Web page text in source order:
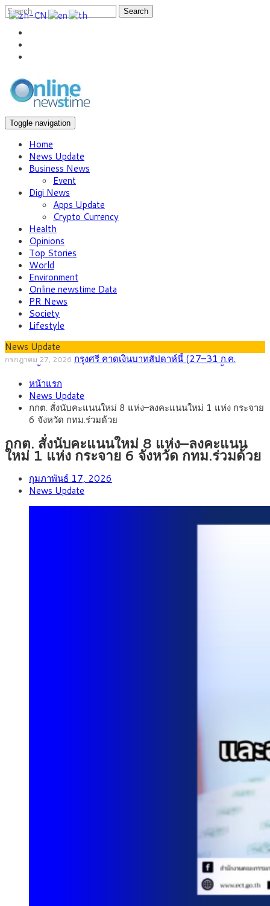
Search
Toggle navigation
Home
News Update
Business News
Event
Digi News
Apps Update
Crypto Currency
Health
Opinions
Top Stories
World
Environment
Online newstime Data
PR News
Society
Lifestyle
News Update
กรกฎาคม 27, 2026 กรุงศรี คาดเงินบาทสัปดาห์นี้ (27–31 ก.ค.
หน้ารถไฟฟ้าสงขลา โมโนเรล 12.54 กม. เชื่อมเมืองหาดใหญ่
สิงหาคม 4, 2026
หัวเพียง 2,618 บาท เสนอทบทวนจัดสรรงบให้สอดคล้องภาระงาน
จริง
สิงหาคม 3, 2026 กรุงศรี คาดเงินบาทสัปดาห์นี้ซื้อขายในกรอบ
33.00-33.60 ติดตามข้อมูลจ้างงานสหรัฐฯ
สิงหาคม 1, 2026 “เอกนิติ” เปิดเครื่องยนต์เศรษฐกิจใหม่ของไทย เดิน
หน้า 5 ยุทธศาสตร์ รื้อโครงสร้างเศรษฐกิจ ดันไทยโตเต็มศักยภาพ
กรกฎาคม 27, 2026 ภัยเงียบใกล้ตัวเด็ก LSD “แสตมป์เมา” ยาเสพติด
ลายการ์ตูน กรมศุลกากร เตือนผู้ปกครองเฝ้าระวัง หลังยึดล็อตใหญ่
จากเยอรมนี
หน้าแรก
News Update
กกต. สั่งนับคะแนนใหม่ 8 แห่ง–ลงคะแนนใหม่ 1 แห่ง กระจาย
6 จังหวัด กทม.ร่วมด้วย
กกต. สั่งนับคะแนนใหม่ 8 แห่ง–ลงคะแนน
ใหม่ 1 แห่ง กระจาย 6 จังหวัด กทม.ร่วมด้วย
กุมภาพันธ์ 17, 2026
News Update